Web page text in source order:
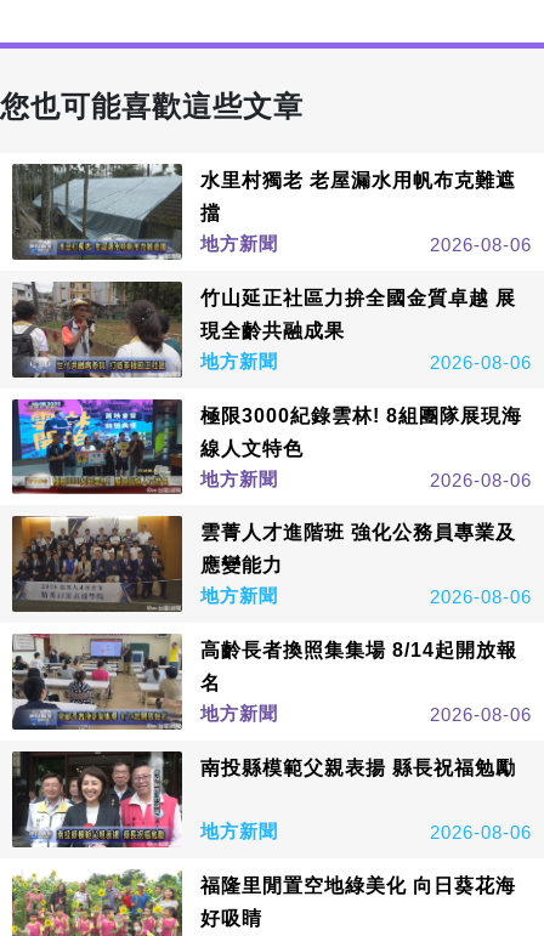
您也可能喜歡這些文章
水里村獨老 老屋漏水用帆布克難遮
擋
地方新聞
2026-08-06
竹山延正社區力拚全國金質卓越 展
現全齡共融成果
地方新聞
2026-08-06
極限3000紀錄雲林! 8組團隊展現海
線人文特色
地方新聞
2026-08-06
雲菁人才進階班 強化公務員專業及
應變能力
地方新聞
2026-08-06
高齡長者換照集集場 8/14起開放報
名
地方新聞
2026-08-06
南投縣模範父親表揚 縣長祝福勉勵
地方新聞 2026-08-06
福隆里閒置空地綠美化 向日葵花海
好吸睛